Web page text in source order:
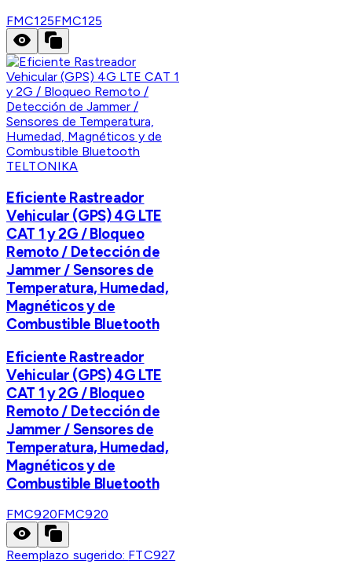
FMC125FMC125
TELTONIKA
Eficiente Rastreador
Vehicular (GPS) 4G LTE
CAT 1 y 2G / Bloqueo
Remoto / Detección de
Jammer / Sensores de
Temperatura, Humedad,
Magnéticos y de
Combustible Bluetooth
Eficiente Rastreador
Vehicular (GPS) 4G LTE
CAT 1 y 2G / Bloqueo
Remoto / Detección de
Jammer / Sensores de
Temperatura, Humedad,
Magnéticos y de
Combustible Bluetooth
FMC920FMC920
Reemplazo sugerido: FTC927